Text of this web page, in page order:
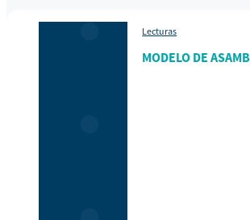
Lecturas
MODELO DE